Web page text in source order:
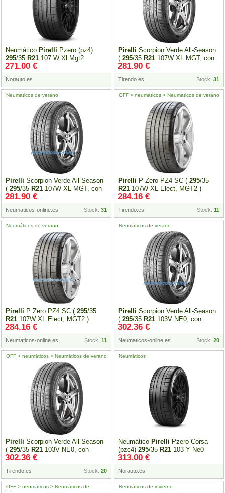
Neumático Pirelli Pzero (pz4)
295/35 R21 107 W Xl Mgt2
Norauto.es
271.00 €
Pirelli Scorpion Verde All-Season
( 295/35 R21 107W XL MGT, con
protector de llanta (MFS) )
Tirendo.es Stock: 31
281.90 €
Pirelli Scorpion Verde All-Season
( 295/35 R21 107W XL MGT, con
protector de llanta (MFS) )
Neumáticos de verano
Neumaticos-online.es Stock: 31
281.90 €
Pirelli P Zero PZ4 SC ( 295/35
R21 107W XL Elect, MGT2 )
OFF > neumáticos > Neumáticos de verano
Tirendo.es Stock: 11
284.16 €
Pirelli P Zero PZ4 SC ( 295/35
R21 107W XL Elect, MGT2 )
Neumáticos de verano
Neumaticos-online.es Stock: 11
284.16 €
Pirelli Scorpion Verde All-Season
( 295/35 R21 103V NE0, con
protector de llanta (MFS) )
Neumáticos de verano
Neumaticos-online.es Stock: 20
302.36 €
Pirelli Scorpion Verde All-Season
( 295/35 R21 103V NE0, con
protector de llanta (MFS) )
OFF > neumáticos > Neumáticos de verano
Tirendo.es Stock: 20
302.36 €
Neumático Pirelli Pzero Corsa
(pzc4) 295/35 R21 103 Y Ne0
Neumáticos
Norauto.es
313.00 €
OFF > neumáticos > Neumáticos de
Neumáticos de invierno